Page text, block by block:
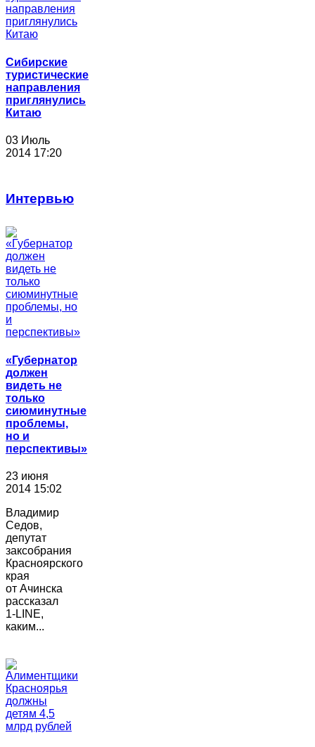
Сибирские
туристические
направления
приглянулись
Китаю
03 Июль
2014 17:20
Интервью
«Губернатор
должен
видеть не
только
сиюминутные
проблемы,
но и
перспективы»
23 июня
2014 15:02
Владимир
Седов,
депутат
заксобрания
Красноярского
края
от Ачинска
рассказал
1-LINE,
каким...